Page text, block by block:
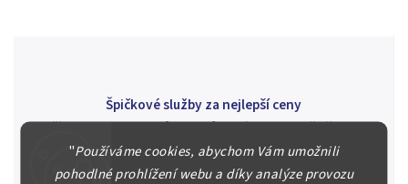
"Používáme cookies, abychom Vám umožnili
pohodlné prohlížení webu a díky analýze provozu
Špičkové služby za nejlepší ceny
Náš kolektiv specialistů a znalců se Vám bude plně věnovat.
Posoudíme kvalitu a pravost Vašeho materiálu, prodáme v naší
aukci nebo Vám poradíme kam investovat.